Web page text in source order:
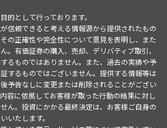
的として行っております。
信頼できると考える情報源から提供されたもの
の正確性や完全性について意見を表明し、また
。有価証券の購入、売却、デリバティブ取引、
るものではありません。また、過去の実績や予
するものではございません。提供する情報等は
予告なしに変更または削除されることがござい
容に依拠してお客様が取った行動の結果に対し
ん。投資にかかる最終決定は、お客様ご自身の
いたします。